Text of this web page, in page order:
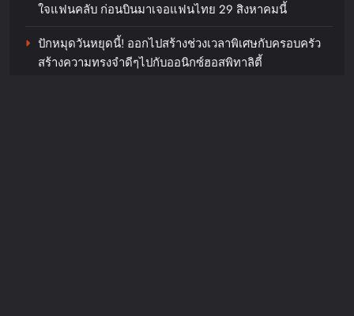
ใจแฟนคลับ ก่อนบินมาเจอแฟนไทย 29 สิงหาคมนี้
ปักหมุดวันหยุดนี้! ออกไปสร้างช่วงเวลาพิเศษกับครอบครัว
สร้างความทรงจำดีๆไปกับออนิกซ์ฮอสพิทาลิตี้